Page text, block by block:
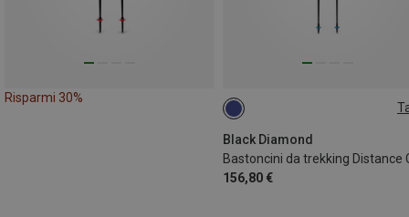
Risparmi 30%
Black Diamond
156,80 €
120CM